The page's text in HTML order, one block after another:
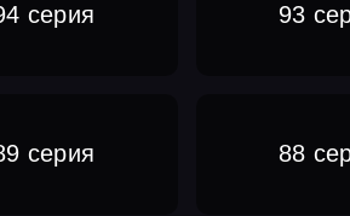
серия 93
серия 88